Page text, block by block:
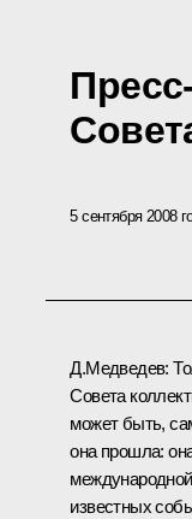
5 сентября 2008
Д.Медведев:
Совета
может быть,
она прошла:
известных